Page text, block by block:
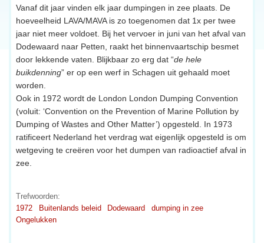
Vanaf dit jaar vinden elk jaar dumpingen in zee plaats. De
hoeveelheid LAVA/MAVA is zo toegenomen dat 1x per twee
jaar niet meer voldoet. Bij het vervoer in juni van het afval van
Dodewaard naar Petten, raakt het binnenvaartschip besmet
door lekkende vaten. Blijkbaar zo erg dat “de hele
buikdenning” er op een werf in Schagen uit gehaald moet
worden.
Ook in 1972 wordt de London London Dumping Convention
(voluit: ‘Convention on the Prevention of Marine Pollution by
Dumping of Wastes and Other Matter’) opgesteld. In 1973
ratificeert Nederland het verdrag wat eigenlijk opgesteld is om
wetgeving te creëren voor het dumpen van radioactief afval in
zee.
Trefwoorden:
1972
Buitenlands beleid Dodewaard
dumping in zee
Ongelukken